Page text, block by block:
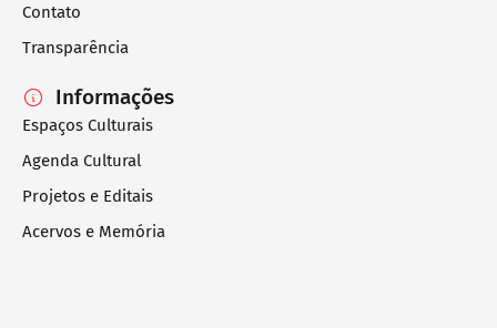
Contato
Transparência
Informações
Espaços Culturais
Agenda Cultural
Projetos e Editais
Acervos e Memória